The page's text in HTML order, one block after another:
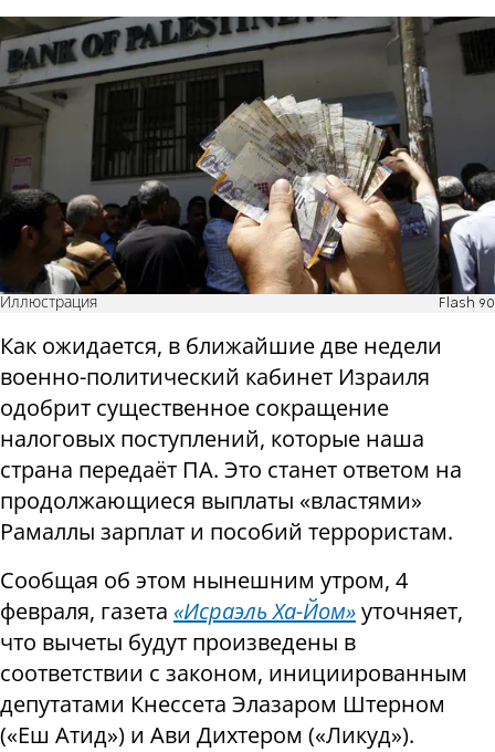
Иллюстрация Flash 90
Как ожидается, в ближайшие две недели
военно-политический кабинет Израиля
одобрит существенное сокращение
налоговых поступлений, которые наша
страна передаёт ПА. Это станет ответом на
продолжающиеся выплаты «властями»
Рамаллы зарплат и пособий террористам.
Сообщая об этом нынешним утром, 4
февраля, газета «Исраэль Ха-Йом»уточняет,
что вычеты будут произведены в
соответствии с законом, инициированным
депутатами Кнессета Элазаром Штерном
(«Еш Атид») и Ави Дихтером («Ликуд»).